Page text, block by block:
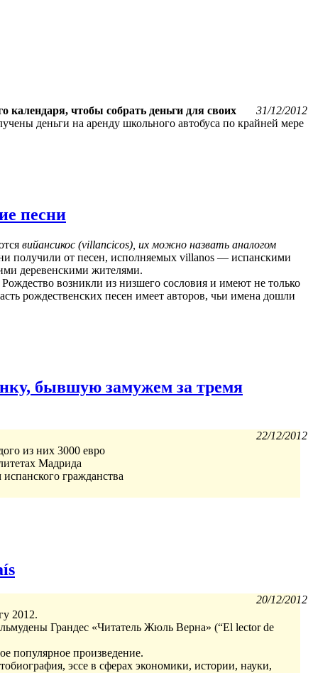
31/12/2012
календаря, чтобы собрать деньги для своих
деньги на аренду школьного автобуса по крайней мере
песни
вийансикос (villancicos), их можно назвать аналогом
получили от песен, исполняемых villanos — испанскими
деревенскими жителями.
возникли из низшего сословия и имеют не только
рождественских песен имеет авторов, чьи имена дошли
бывшую замужем за тремя
22/12/2012
из них 3000 евро
Мадрида
гражданства
20/12/2012
2012.
Грандес «Читатель Жюль Верна» (“El lector de
популярное произведение.
эссе в сферах экономики, истории, науки,